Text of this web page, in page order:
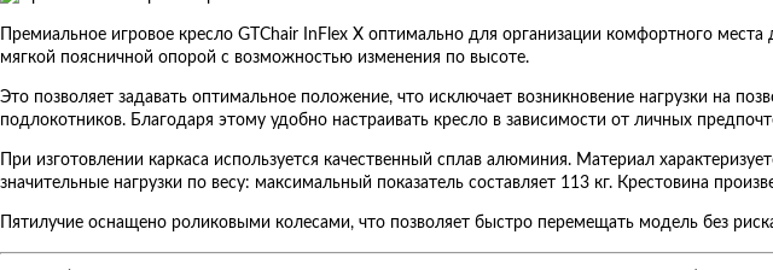
Премиальное игровое кресло GTChair InFlex X оптимально для организации комфортного
мягкой поясничной опорой с возможностью изменения по высоте.
Это позволяет задавать оптимальное положение, что исключает возникновение нагрузки на
подлокотников. Благодаря этому удобно настраивать кресло в зависимости от личных
При изготовлении каркаса используется качественный сплав алюминия. Материал
значительные нагрузки по весу: максимальный показатель составляет 113 кг. Крестовина
Пятилучие оснащено роликовыми колесами, что позволяет быстро перемещать модель без